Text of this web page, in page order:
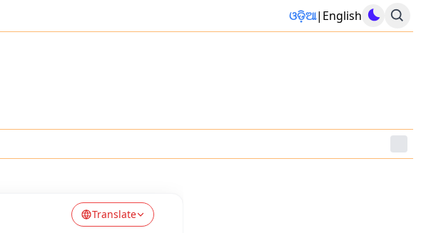
ଓଡ଼ିଆ| English
Translate